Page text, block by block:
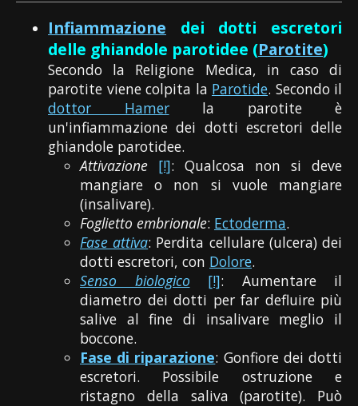
Infiammazione dei dotti escretori
delle ghiandole parotidee (Parotite)
Secondo la Religione Medica, in caso di
parotite viene colpita la Parotide. Secondo il
dottor Hamerla parotite è
un'infiammazione dei dotti escretori delle
ghiandole parotidee.
Attivazione [!]: Qualcosa non si deve
mangiare o non si vuole mangiare
(insalivare).
Foglietto embrionale: Ectoderma.
Fase attiva: Perdita cellulare (ulcera) dei
dotti escretori, con Dolore.
Senso biologico
[!]: Aumentare il
diametro dei dotti per far defluire più
salive al fine di insalivare meglio il
boccone.
Fase di riparazione: Gonfiore dei dotti
escretori. Possibile ostruzione e
ristagno della saliva (parotite). Può